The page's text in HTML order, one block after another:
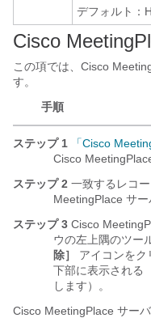
デフォルト：
Cisco
この項では、Cisco
す。
手順
ステップ 1 「Cisco
Cisco
ステップ 2 一致するレコ
MeetingPlace サー
ステップ 3 Cisco
ウの左上隅のツー
除］
アイコンを
下部に表示される
します）。
Cisco MeetingPlace サー